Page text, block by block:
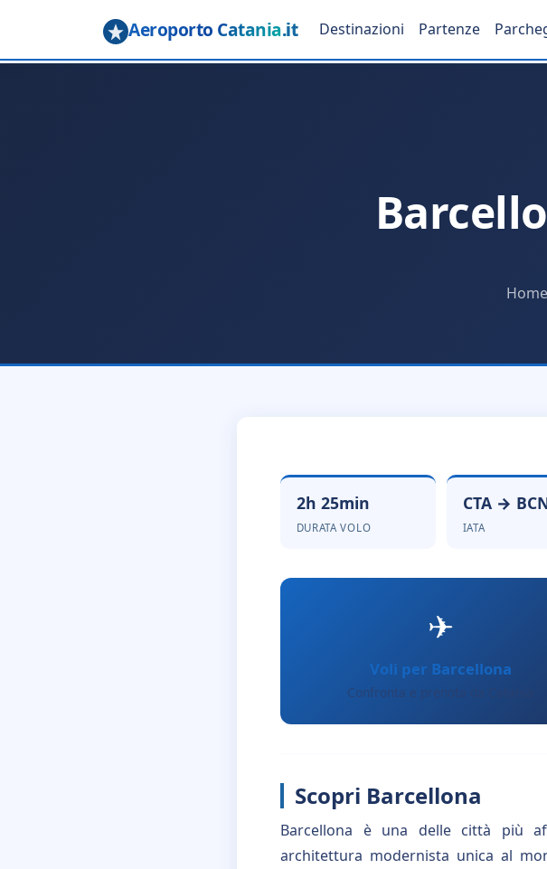
Aeroporto Catania.it Destinazioni Partenze
Home
2h 25min
DURATA VOLO
CTA →
IATA
✈
Voli per Barcellona
Confronta e prenota da Catania
Scopri Barcellona
Barcellona è una delle città più
architettura modernista unica al